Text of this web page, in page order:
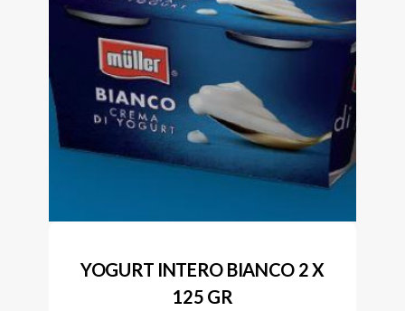
YOGURT INTERO BIANCO 2 X
125 GR